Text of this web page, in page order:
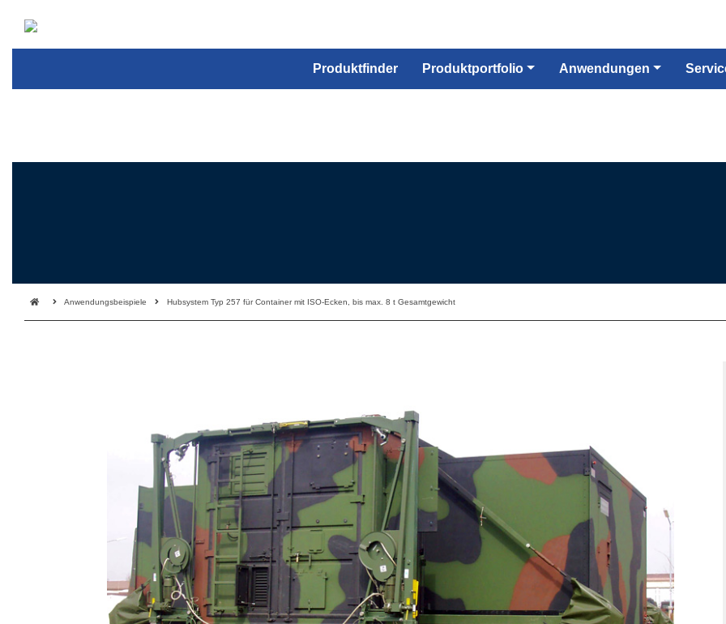
Anwendungsbeispiele Hubsystem Typ 257 für Container mit ISO-Ecken, bis max. 8 t Gesamtgewicht
Produktfinder Produktportfolio Anwendungen